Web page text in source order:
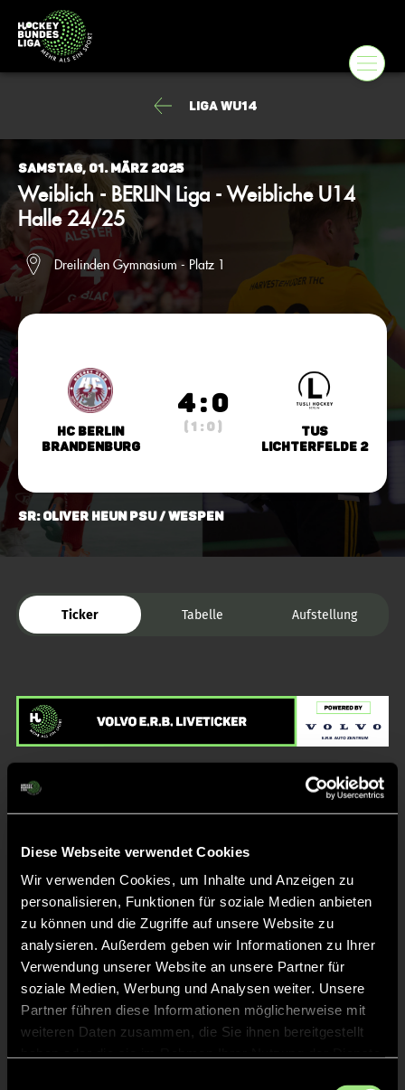
Diese Webseite verwendet Cookies
Wir verwenden Cookies, um Inhalte und Anzeigen zu
personalisieren, Funktionen für soziale Medien anbieten
zu können und die Zugriffe auf unsere Website zu
analysieren. Außerdem geben wir Informationen zu Ihrer
Verwendung unserer Website an unsere Partner für
soziale Medien, Werbung und Analysen weiter. Unsere
Partner führen diese Informationen möglicherweise mit
weiteren Daten zusammen, die Sie ihnen bereitgestellt
Liga wU14
Samstag, 01. März 2025
Weiblich - BERLIN Liga - Weibliche U14
Halle 24/25
Dreilinden Gymnasium - Platz 1
HC Berlin
Brandenburg
4 : 0
( 1 : 0 )
TuS
Lichterfelde 2
SR: Oliver Heun PSU / Wespen
Ticker Tabelle Aufstellung
Liveticker
24'
Abpfiff
Spiel beendet
15' TOR 4:0, FELDTOR
14' TOR 3:0, FELDTOR
13' TOR 2:0, FELDTOR